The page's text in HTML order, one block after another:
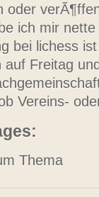
oder
ich mir
bei lichess
auf Freitag
Vereins-
Thema